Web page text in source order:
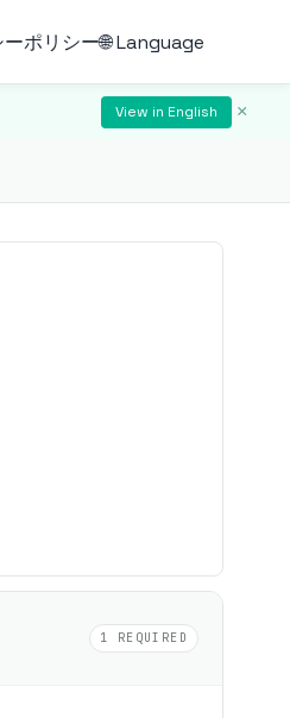
ポリシー🌐 Language
View in English ×
1 REQUIRED